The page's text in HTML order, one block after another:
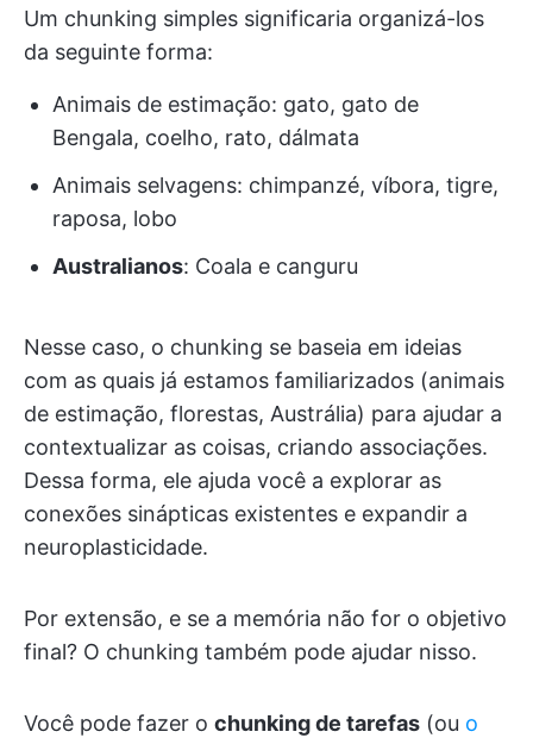
Um chunking simples significaria organizá-los
da seguinte forma:
Animais de estimação: gato, gato de
Bengala, coelho, rato, dálmata
Animais selvagens: chimpanzé, víbora, tigre,
raposa, lobo
Australianos: Coala e canguru
Nesse caso, o chunking se baseia em ideias
com as quais já estamos familiarizados (animais
de estimação, florestas, Austrália) para ajudar a
contextualizar as coisas, criando associações.
Dessa forma, ele ajuda você a explorar as
conexões sinápticas existentes e expandir a
neuroplasticidade.
Por extensão, e se a memória não for o objetivo
final? O chunking também pode ajudar nisso.
Você pode fazer o chunking de tarefas (ou o